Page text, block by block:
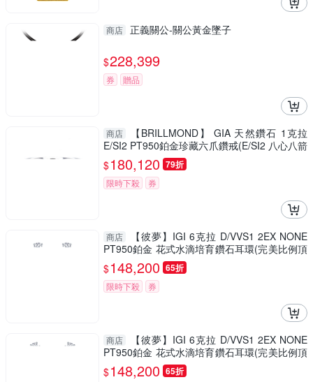
商店 正義關公-關公黃金墜子
$228,399
券 贈品
商店
【BRILLMOND】 GIA 天然鑽石 1克拉
E/SI2 PT950鉑金珍藏六爪鑽戒(E/SI2 八心八箭
PT950鉑金)
$180,120 79折
限時下殺 券
商店
【彼夢】IGI 6克拉 D/VVS1 2EX NONE
PT950鉑金 花式水滴培育鑽石耳環(完美比例頂
級切割培育鑽石)
$148,200 65折
限時下殺 券
商店
【彼夢】IGI 6克拉 D/VVS1 2EX NONE
PT950鉑金 花式水滴培育鑽石耳環(完美比例頂
級切割培育鑽石)
$148,200 65折